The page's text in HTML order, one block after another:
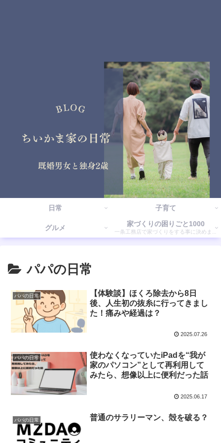
日常 子育て
グルメ 家づくりの困りごと1000
一条工務店で家づくりをする事に決めまし
た。 そこで気付いたことを書いていきます。
パパの日常
パパの日常
【体験談】ほくろ除去から8日
後、人生初の抜糸に行ってきまし
た！痛みや経過は？
2025.07.26
パパの日常
使わなくなっていたiPadを“我が
家のパソコン”として再利用して
みたら、想像以上に便利だった話
2025.06.17
パパの日常 普通のサラリーマン、殻を破る？